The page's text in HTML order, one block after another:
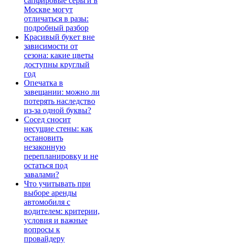
Москве могут
отличаться в разы:
подробный разбор
Красивый букет вне
зависимости от
сезона: какие цветы
доступны круглый
год
Опечатка в
завещании: можно ли
потерять наследство
из-за одной буквы?
Сосед сносит
несущие стены: как
остановить
незаконную
перепланировку и не
остаться под
завалами?
Что учитывать при
выборе аренды
автомобиля с
водителем: критерии,
условия и важные
вопросы к
провайдеру